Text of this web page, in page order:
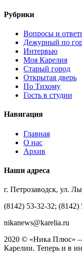
Рубрики
Вопросы и
Дежурный по
Интервью
Моя Карелия
Старый город
Открытая дверь
По Тихому
Гость в студии
Навигация
Главная
О нас
Архив
Наши адреса
г. Петрозаводск, ул.
(8142) 53-32-32; (8142)
nikanews@karelia.ru
2020 © «Ника Плюс»
Карелии. Теперь и в